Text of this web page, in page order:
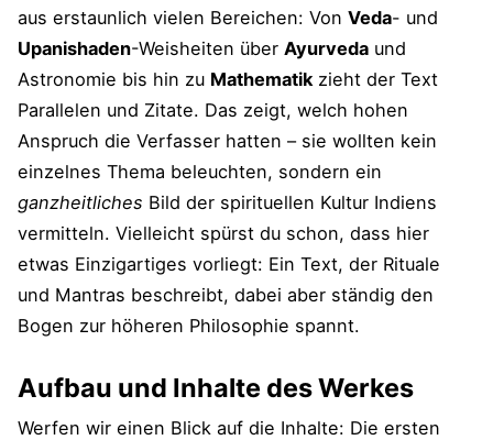
aus erstaunlich vielen Bereichen: Von Veda- und
Upanishaden-Weisheiten über Ayurveda und
Astronomie bis hin zu Mathematikzieht der Text
Parallelen und Zitate. Das zeigt, welch hohen
Anspruch die Verfasser hatten – sie wollten kein
einzelnes Thema beleuchten, sondern ein
ganzheitliches Bild der spirituellen Kultur Indiens
vermitteln. Vielleicht spürst du schon, dass hier
etwas Einzigartiges vorliegt: Ein Text, der Rituale
und Mantras beschreibt, dabei aber ständig den
Bogen zur höheren Philosophie spannt.
Aufbau und Inhalte des Werkes
Werfen wir einen Blick auf die Inhalte: Die ersten